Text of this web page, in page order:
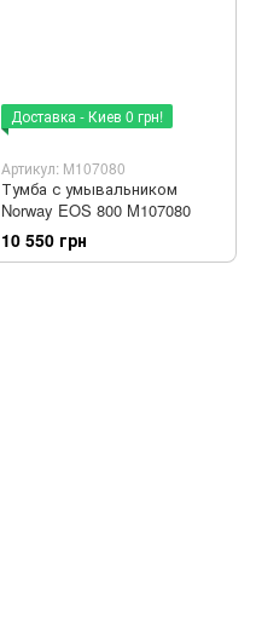
Доставка - Киев 0 грн!
Артикул: M107080
Тумба с умывальником
Norway EOS 800 M107080
10 550 грн